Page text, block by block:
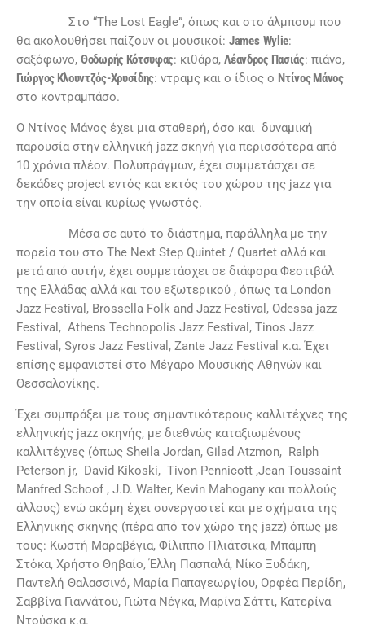
Στο “The Lost Eagle”, όπως και στο άλμπουμ που
θα ακολουθήσει παίζουν οι μουσικοί: James Wylie:
σαξόφωνο, Θοδωρής Κότσυφας: κιθάρα,Λέανδρος Πασιάς: πιάνο,
Γιώργος Κλουντζός-Χρυσίδης: ντραμς και ο ίδιος ο Ντίνος Μάνος
στο κοντραμπάσο.
Ο Ντίνος Μάνος έχει μια σταθερή, όσο και δυναμική
παρουσία στην ελληνική jazz σκηνή για περισσότερα από
10 χρόνια πλέον. Πολυπράγμων, έχει συμμετάσχει σε
δεκάδες project εντός και εκτός του χώρου της jazz για
την οποία είναι κυρίως γνωστός.
Μέσα σε αυτό το διάστημα, παράλληλα με την
πορεία του στο The Next Step Quintet / Quartet αλλά και
μετά από αυτήν, έχει συμμετάσχει σε διάφορα Φεστιβάλ
της Ελλάδας αλλά και του εξωτερικού , όπως τα London
Jazz Festival, Brossella Folk and Jazz Festival, Odessa jazz
Festival, Athens Technopolis Jazz Festival, Tinos Jazz
Festival, Syros Jazz Festival, Zante Jazz Festival κ.α. Έχει
επίσης εμφανιστεί στο Μέγαρο Μουσικής Αθηνών και
Θεσσαλονίκης.
Έχει συμπράξει με τους σημαντικότερους καλλιτέχνες της
ελληνικής jazz σκηνής, με διεθνώς καταξιωμένους
καλλιτέχνες (όπως Sheila Jordan, Gilad Atzmon, Ralph
Peterson jr, David Kikoski, Tivon Pennicott ,Jean Toussaint
Manfred Schoof , J.D. Walter, Kevin Mahogany και πολλούς
άλλους) ενώ ακόμη έχει συνεργαστεί και με σχήματα της
Ελληνικής σκηνής (πέρα από τον χώρο της jazz) όπως με
τους: Κωστή Μαραβέγια, Φίλιππο Πλιάτσικα, Μπάμπη
Στόκα, Χρήστο Θηβαίο, Έλλη Πασπαλά, Νίκο Ξυδάκη,
Παντελή Θαλασσινό, Μαρία Παπαγεωργίου, Ορφέα Περίδη,
Σαββίνα Γιαννάτου, Γιώτα Νέγκα, Μαρίνα Σάττι, Κατερίνα
Ντούσκα κ.α.